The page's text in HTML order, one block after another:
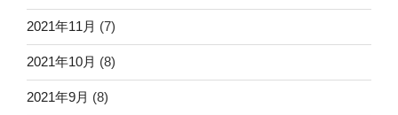
2021年11月 (7)
2021年10月 (8)
2021年9月 (8)